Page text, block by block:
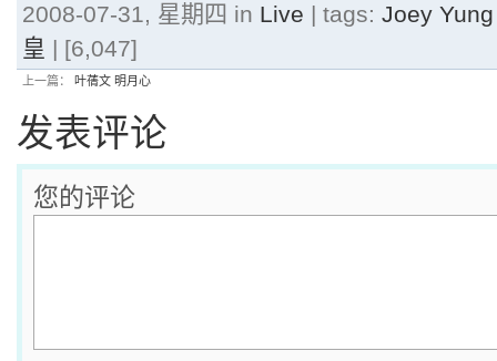
2008-07-31, 星期四 in Live | tags: Joey
皇 | [6,047]
上一篇： 叶蒨文 明月心
发表评论
您的评论